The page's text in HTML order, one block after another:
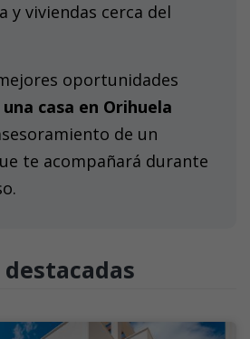
y viviendas cerca del
oportunidades
casa en Orihuela
de un
te acompañará durante